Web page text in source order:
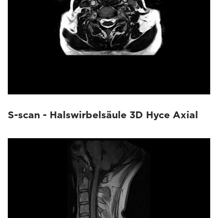
S-scan - Halswirbelsäule 3D Hyce Axial